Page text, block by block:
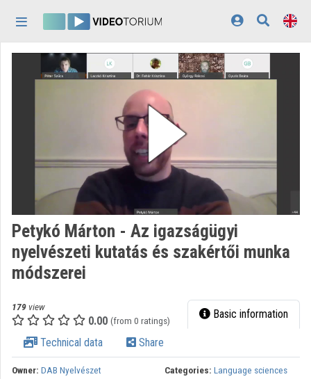
Home
Organizations
Contributors
Appearance:light
Petykó Márton - Az igazságügyi
nyelvészeti kutatás és szakértői munka
módszerei
179 view
0.00 (from 0 ratings) Basic information
Technical data Share
Owner: DAB Nyelvészet Categories: Language sciences